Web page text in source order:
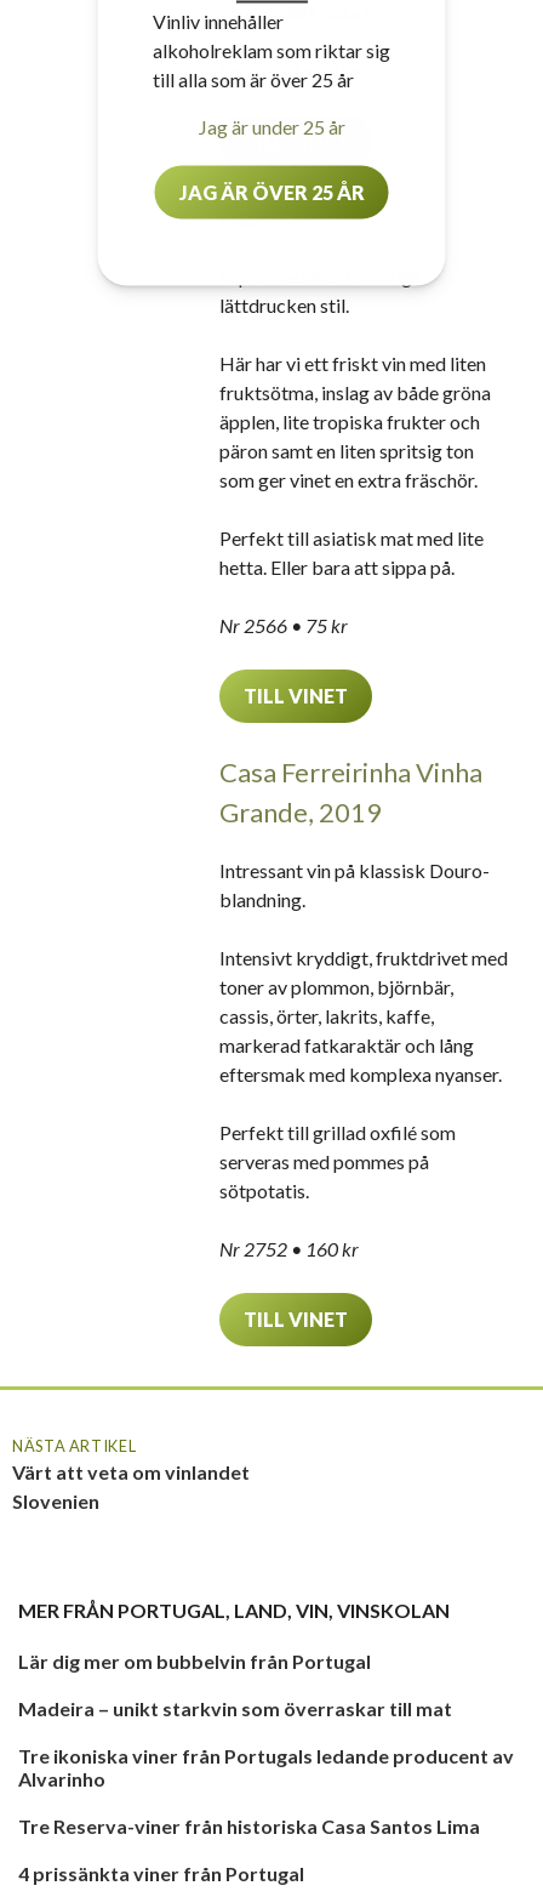
sommarlätt sallad.
Nr 79952 • 75 kr
TILL VINET
Gazela
lättdrucken stil.
Här har vi ett friskt vin med liten
fruktsötma, inslag av både gröna
äpplen, lite tropiska frukter och
päron samt en liten spritsig ton
som ger vinet en extra fräschör.
Perfekt till asiatisk mat med lite
hetta. Eller bara att sippa på.
Nr 2566 • 75 kr
TILL VINET
Casa Ferreirinha Vinha
Grande, 2019
Intressant vin på klassisk Douro-
blandning.
Intensivt kryddigt, fruktdrivet med
toner av plommon, björnbär,
cassis, örter, lakrits, kaffe,
markerad fatkaraktär och lång
eftersmak med komplexa nyanser.
Perfekt till grillad oxfilé som
serveras med pommes på
sötpotatis.
Nr 2752 • 160 kr
TILL VINET
NÄSTA ARTIKEL
Värt att veta om vinlandet
Slovenien
MER FRÅN PORTUGAL, LAND, VIN, VINSKOLAN
Lär dig mer om bubbelvin från Portugal
Madeira – unikt starkvin som överraskar till mat
Tre ikoniska viner från Portugals ledande producent av
Alvarinho
Tre Reserva-viner från historiska Casa Santos Lima
4 prissänkta viner från Portugal
Vinliv innehåller
alkoholreklam som riktar sig
till alla som är över 25 år
Jag är under 25 år
JAG ÄR ÖVER 25 ÅR